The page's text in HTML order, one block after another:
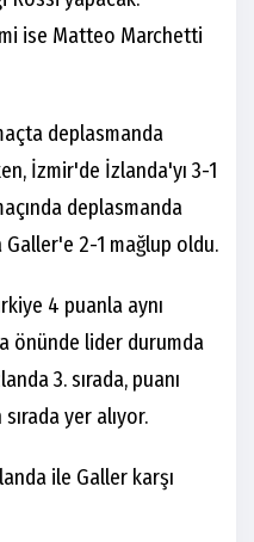
ise Matteo Marchetti
deplasmanda
İzmir'de İzlanda'yı 3-1
deplasmanda
2-1 mağlup oldu.
4 puanla aynı
önünde lider durumda
3. sırada, puanı
yer alıyor.
ile Galler karşı